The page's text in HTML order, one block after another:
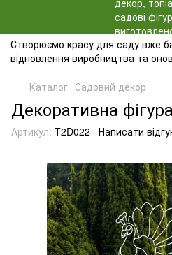
Створюємо красу для саду вже
відновлення виробництва та
Каталог Садовий декор
Декоративна
Артикул: T2D022 Написати